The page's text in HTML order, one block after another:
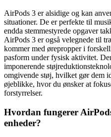
AirPods 3 er alsidige og kan
situationer. De er perfekte til
endda stemmestyrede opgaver
AirPods 3 er også velegnede til
kommer med ørepropper i
pasform under fysisk aktivitet.
imponerende
omgivende støj, hvilket gør dem
øjeblikke, hvor du ønsker at
forstyrrelser.
Hvordan fungerer
enheder?